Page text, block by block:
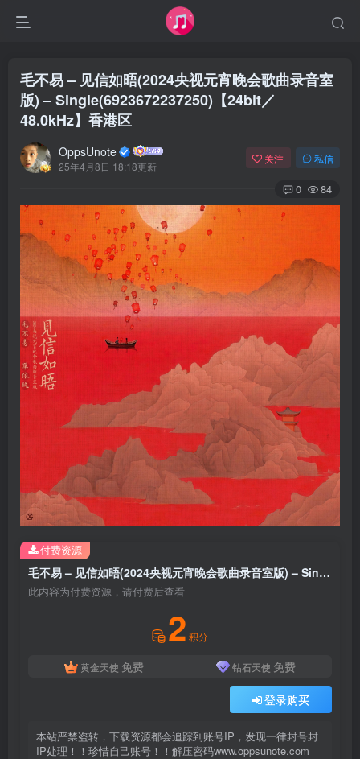
毛不易 – 见信如晤(2024央视元宵晚会歌曲录音室
版) – Single(6923672237250)【24bit／
48.0kHz】香港区
OppsUnote
25年4月8日 18:18更新
关注 私信
0 84
毛不易 – 见信如晤(2024央视元宵晚会歌曲录音室版) – Single(6923672237250)【24bit／48.0kHz】香港区
此内容为付费资源，请付费后查看
2 积分
黄金天使 免费 钻石天使 免费
登录购买
本站严禁盗转，下载资源都会追踪到账号IP，发现一律封号封
IP处理！！珍惜自己账号！！解压密码www.oppsunote.com
付费资源